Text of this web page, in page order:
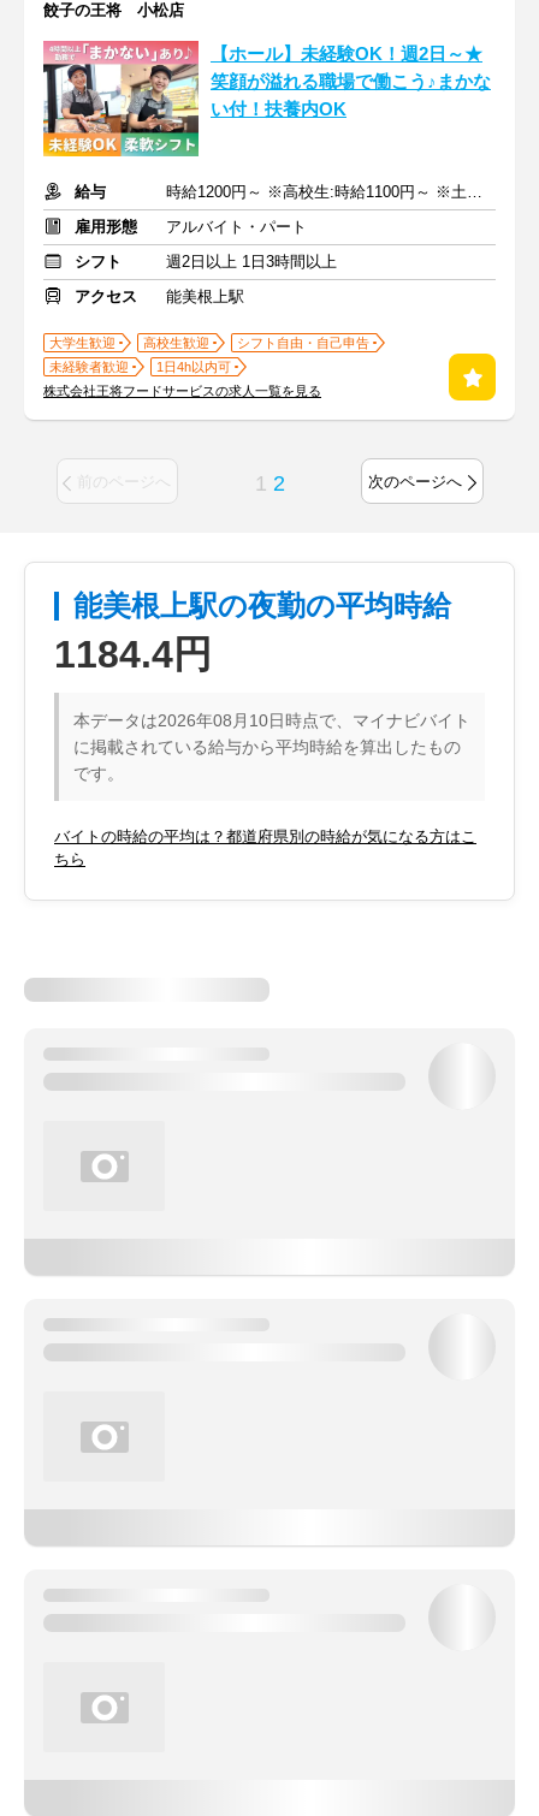
餃子の王将 小松店
【ホール】未経験OK！週2日～★
笑顔が溢れる職場で働こう♪まかな
い付！扶養内OK
給与
時給1200円～ ※高校生:時給1100円～ ※土日祝+100円
雇用形態
アルバイト・パート
シフト
週2日以上 1日3時間以上
アクセス
能美根上駅
大学生歓迎 高校生歓迎
シフト自由・自己申告
未経験者歓迎
1日4h以内可
株式会社王将フードサービスの求人一覧を見る
前のページへ 1 2 次のページへ
能美根上駅の夜勤の平均時給
1184.4円
本データは2026年08月10日時点で、マイナビバイト
に掲載されている給与から平均時給を算出したもの
です。
バイトの時給の平均は？都道府県別の時給が気になる方はこ
ちら